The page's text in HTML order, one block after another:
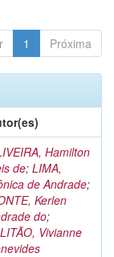
1 Próxima
Hamilton
de; LIMA,
de Andrade;
Kerlen
do;
Vivianne